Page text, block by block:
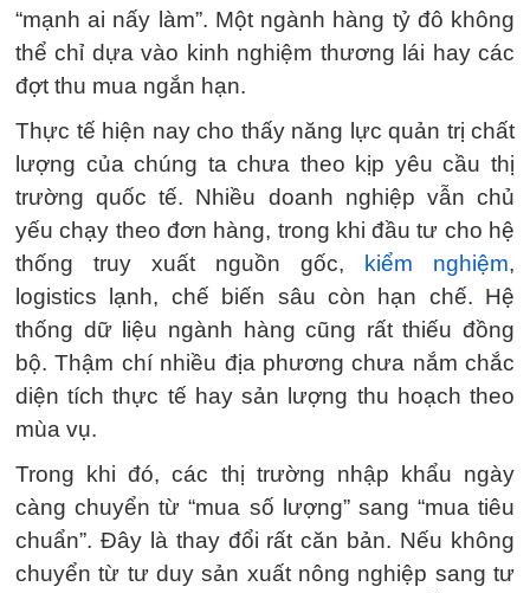
“mạnh ai nấy làm”. Một ngành hàng tỷ đô không
thể chỉ dựa vào kinh nghiệm thương lái hay các
đợt thu mua ngắn hạn.
Thực tế hiện nay cho thấy năng lực quản trị chất
lượng của chúng ta chưa theo kịp yêu cầu thị
trường quốc tế. Nhiều doanh nghiệp vẫn chủ
yếu chạy theo đơn hàng, trong khi đầu tư cho hệ
thống truy xuất nguồn gốc,
kiểm nghiệm,
logistics lạnh, chế biến sâu còn hạn chế. Hệ
thống dữ liệu ngành hàng cũng rất thiếu đồng
bộ. Thậm chí nhiều địa phương chưa nắm chắc
diện tích thực tế hay sản lượng thu hoạch theo
mùa vụ.
Trong khi đó, các thị trường nhập khẩu ngày
càng chuyển từ “mua số lượng” sang “mua tiêu
chuẩn”. Đây là thay đổi rất căn bản. Nếu không
chuyển từ tư duy sản xuất nông nghiệp sang tư